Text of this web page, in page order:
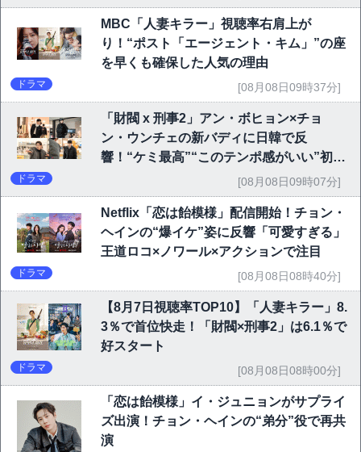
MBC「人妻キラー」視聴率右肩上が
り！“ポスト「エージェント・キム」”の座
を早くも確保した人気の理由
ドラマ [08月08日09時37分]
「財閥 x 刑事2」アン・ボヒョン×チョ
ン・ウンチェの新バディに日韓で反
響！“ケミ最高”“このテンポ感がいい”初回
ドラマ [08月08日09時07分]
Netflix「恋は飴模様」配信開始！チョン・
ヘインの“爆イケ”姿に反響「可愛すぎる」
王道ロコ×ノワール×アクションで注目
ドラマ [08月08日08時40分]
【8月7日視聴率TOP10】「人妻キラー」8.
3％で首位快走！「財閥×刑事2」は6.1％で
好スタート
ドラマ [08月08日08時00分]
「恋は飴模様」イ・ジュニョンがサプライ
ズ出演！チョン・ヘインの“弟分”役で再共
演